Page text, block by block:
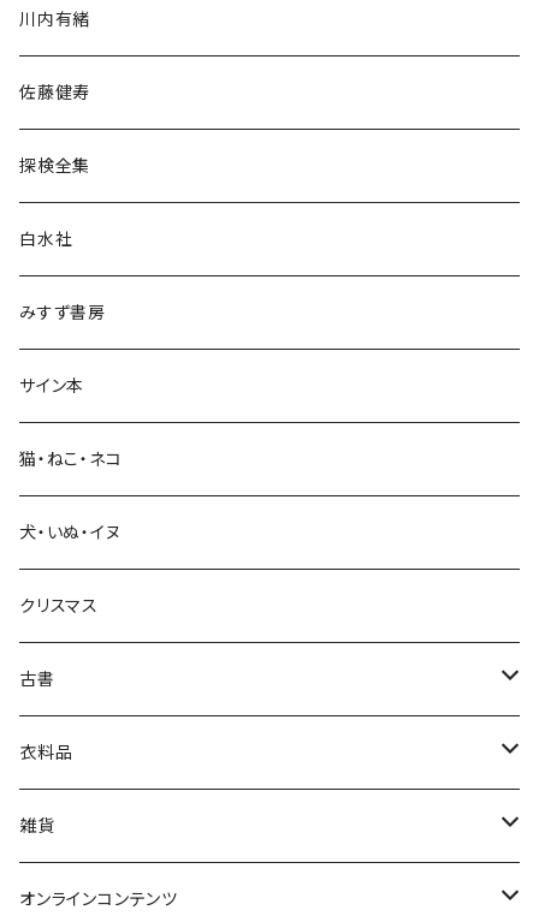
民族・風習
言語・ことば
生活・暮らし
芸術・絵画・写真
絵本・児童書
娯楽・エンターテインメント
川内有緒
佐藤健寿
探検全集
白水社
みすず書房
サイン本
猫・ねこ・ネコ
犬・いぬ・イヌ
クリスマス
古書
古書セット
美術
衣料品
POLEWARDS
Tシャツ
雑貨
バッグ
オンラインコンテンツ